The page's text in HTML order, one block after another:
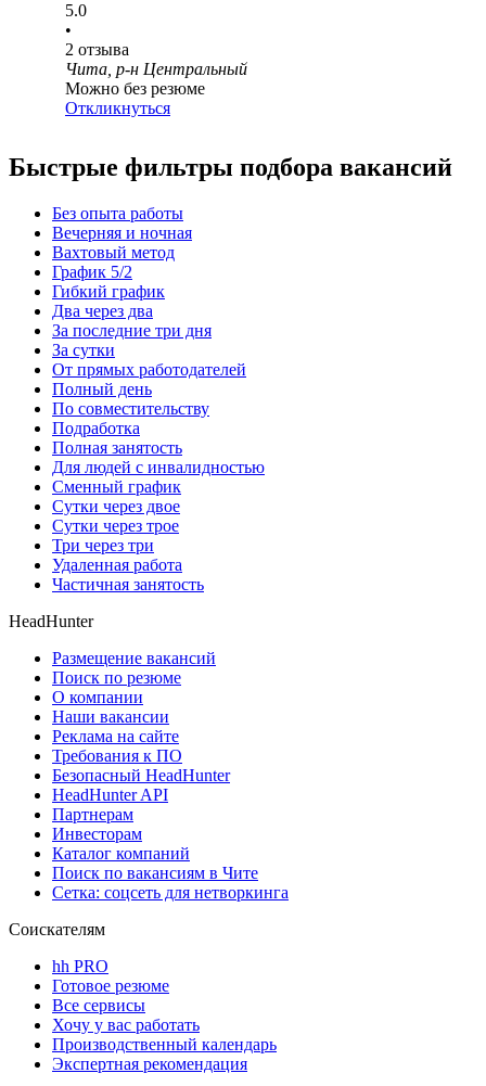
5.0
•
2 отзыва
Чита, р-н Центральный
Можно без резюме
Откликнуться
Быстрые фильтры подбора вакансий
Без опыта работы
Вечерняя и ночная
Вахтовый метод
График 5/2
Гибкий график
Два через два
За последние три дня
За сутки
От прямых работодателей
Полный день
По совместительству
Подработка
Полная занятость
Для людей с инвалидностью
Сменный график
Сутки через двое
Сутки через трое
Три через три
Удаленная работа
Частичная занятость
HeadHunter
Размещение вакансий
Поиск по резюме
О компании
Наши вакансии
Реклама на сайте
Требования к ПО
Безопасный HeadHunter
HeadHunter API
Партнерам
Инвесторам
Каталог компаний
Поиск по вакансиям в Чите
Сетка: соцсеть для нетворкинга
Соискателям
hh PRO
Готовое резюме
Все сервисы
Хочу у вас работать
Производственный календарь
Экспертная рекомендация